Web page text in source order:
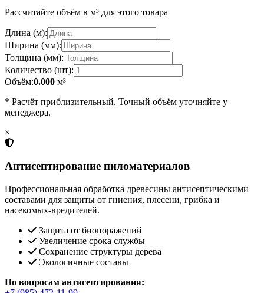
Рассчитайте объём в м³ для этого товара
Длина (м):
Ширина (мм):
Толщина (мм):
Количество (шт):
Объём:0.000 м³
* Расчёт приблизительный. Точный объём уточняйте у
менеджера.
×
Антисептирование пиломатериалов
Профессиональная обработка древесины антисептическими
составами для защиты от гниения, плесени, грибка и
насекомых-вредителей.
Защита от биопоражений
Увеличение срока службы
Сохранение структуры дерева
Экологичные составы
По вопросам антисептирования: